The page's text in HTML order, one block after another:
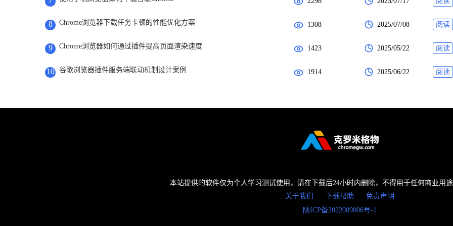
8 Chrome浏览器下载任务卡顿的性能优化方案 1308 2025/07/08 阅读
9 Chrome浏览器如何通过插件提高页面渲染速度 1423 2025/05/22 阅读
10 谷歌浏览器插件服务端联动机制设计案例 1914 2025/06/22 阅读
本站提供的软件仅为个人学习测试使用，请在下载后24小时内删除，不得用于任何商业用途
关于我们
下载帮助
免责声明
陕ICP备2022009006号-1